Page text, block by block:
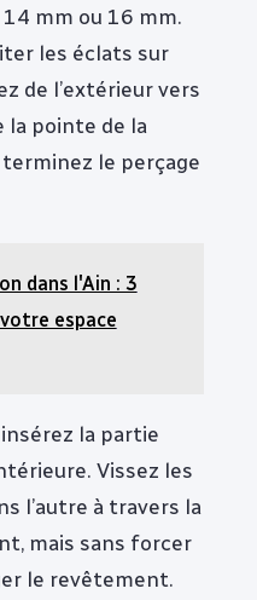
mm ou 16 mm.
les éclats sur
de l’extérieur vers
la pointe de la
le perçage
dans l'Ain : 3
espace
la partie
Vissez les
l’autre à travers la
mais sans forcer
le revêtement.